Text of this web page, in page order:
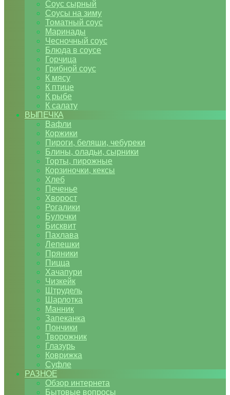
Соус сырный
Соусы на зиму
Томатный соус
Маринады
Чесночный соус
Блюда в соусе
Горчица
Грибной соус
К мясу
К птице
К рыбе
К салату
ВЫПЕЧКА
Вафли
Коржики
Пироги, беляши, чебуреки
Блины, оладьи, сырники
Торты, пирожные
Корзиночки, кексы
Хлеб
Печенье
Хворост
Рогалики
Булочки
Бисквит
Пахлава
Лепешки
Пряники
Пицца
Хачапури
Чизкейк
Штрудель
Шарлотка
Манник
Запеканка
Пончики
Творожник
Глазурь
Коврижка
Суфле
РАЗНОЕ
Обзор интернета
Бытовые вопросы